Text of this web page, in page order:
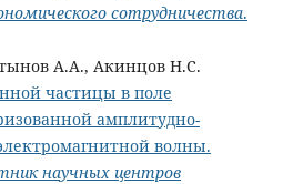
сотрудничества.
А.А., Акинцов Н.С.
частицы в поле
амплитудно-
волны.
научных центров